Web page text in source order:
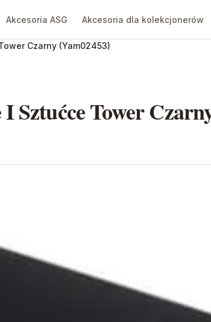
Akcesoria ASG Akcesoria dla kolekcjonerów
Czarny (Yam02453)
Sztućce Tower